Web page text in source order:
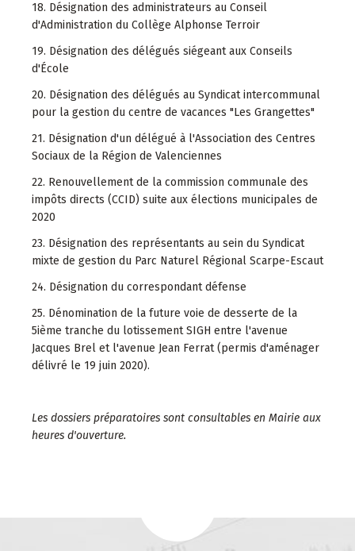
18. Désignation des administrateurs au Conseil
d'Administration du Collège Alphonse Terroir
19. Désignation des délégués siégeant aux Conseils
d'École
20. Désignation des délégués au Syndicat intercommunal
pour la gestion du centre de vacances "Les Grangettes"
21. Désignation d'un délégué à l'Association des Centres
Sociaux de la Région de Valenciennes
22. Renouvellement de la commission communale des
impôts directs (CCID) suite aux élections municipales de
2020
23. Désignation des représentants au sein du Syndicat
mixte de gestion du Parc Naturel Régional Scarpe-Escaut
24. Désignation du correspondant défense
25. Dénomination de la future voie de desserte de la
5ième tranche du lotissement SIGH entre l'avenue
Jacques Brel et l'avenue Jean Ferrat (permis d'aménager
délivré le 19 juin 2020).
Les dossiers préparatoires sont consultables en Mairie aux
heures d'ouverture.